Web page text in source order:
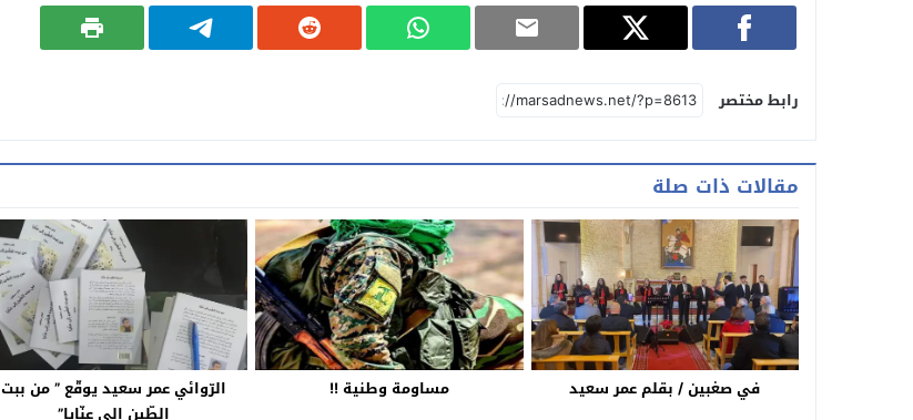
رابط مختصر
مقالات ذات صلة
في صغبين / بقلم عمر سعيد مساومة وطنية !!
الرّوائي عمر سعيد يوقّع ” من ببت
الطّين إلى عنّايا”